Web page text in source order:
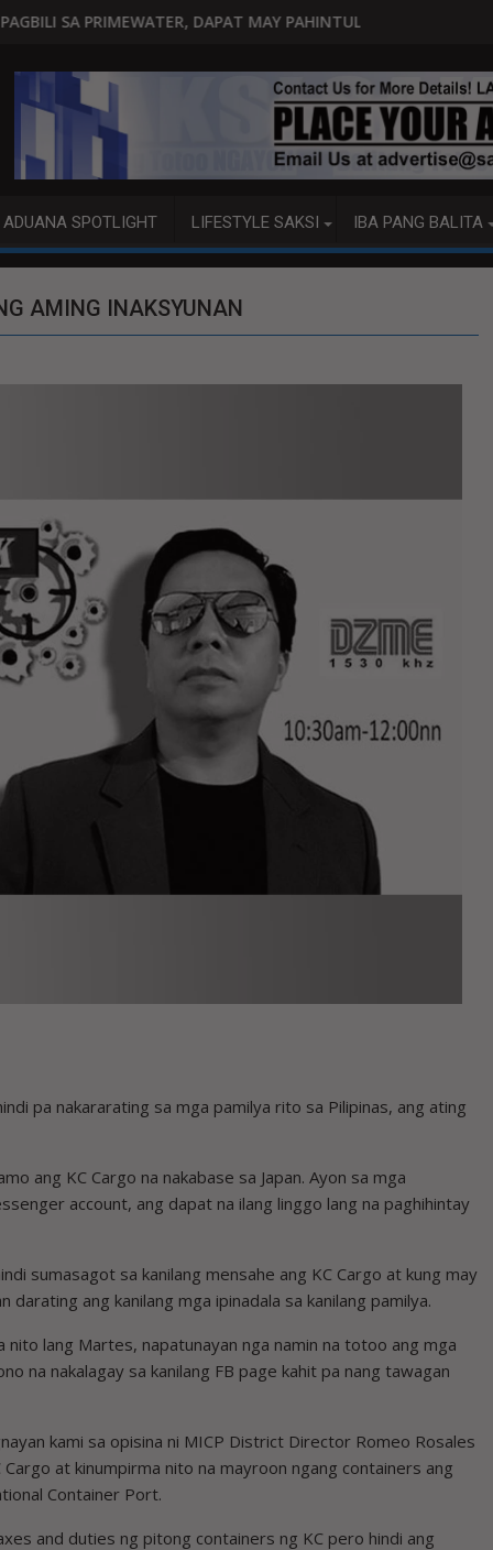
DAPAT MAY PAHINTULOT NG MGA WATER DISTRICT
GOITIA: 'TAMA NA,' MENSAHE NG
ADUANA SPOTLIGHT LIFESTYLE SAKSI IBA PANG BALITA
AMING INAKSYUNAN
pa nakararating sa mga pamilya rito sa Pilipinas, ang ating
ang KC Cargo na nakabase sa Japan. Ayon sa mga
account, ang dapat na ilang linggo lang na paghihintay
sumasagot sa kanilang mensahe ang KC Cargo at kung may
ang kanilang mga ipinadala sa kanilang pamilya.
lang Martes, napatunayan nga namin na totoo ang mga
na nakalagay sa kanilang FB page kahit pa nang tawagan
kami sa opisina ni MICP District Director Romeo Rosales
at kinumpirma nito na mayroon ngang containers ang
Container Port.
and duties ng pitong containers ng KC pero hindi ang